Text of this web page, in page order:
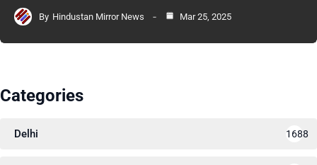
By Hindustan Mirror News Mar 25, 2025
Categories
Delhi 1688